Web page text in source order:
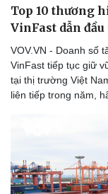
Top 10 thương
VinFast dẫn
VOV.VN - Doanh số
VinFast tiếp tục giữ
tại thị trường Việt
liên tiếp trong năm,